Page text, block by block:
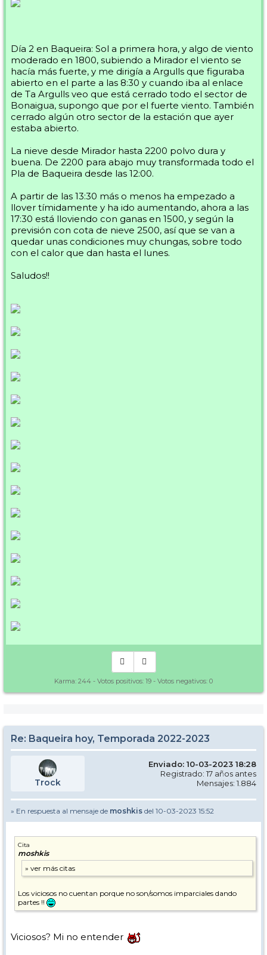
Día 2 en Baqueira: Sol a primera hora, y algo de viento
moderado en 1800, subiendo a Mirador el viento se
hacía más fuerte, y me dirigía a Argulls que figuraba
abierto en el parte a las 8:30 y cuando iba al enlace
de Ta Argulls veo que está cerrado todo el sector de
Bonaigua, supongo que por el fuerte viento. También
cerrado algún otro sector de la estación que ayer
estaba abierto.
La nieve desde Mirador hasta 2200 polvo dura y
buena. De 2200 para abajo muy transformada todo el
Pla de Baqueira desde las 12:00.
A partir de las 13:30 más o menos ha empezado a
llover tímidamente y ha ido aumentando, ahora a las
17:30 está lloviendo con ganas en 1500, y según la
previsión con cota de nieve 2500, así que se van a
quedar unas condiciones muy chungas, sobre todo
con el calor que dan hasta el lunes.
Saludos!!
Karma: 244 - Votos positivos: 19 - Votos negativos: 0
Re: Baqueira hoy, Temporada 2022-2023
Trock
Enviado: 10-03-2023 18:28
Registrado: 17 años antes
Mensajes: 1.884
» En respuesta al mensaje de moshkis del 10-03-2023 15:52
Cita
moshkis
Los viciosos no cuentan porque no son/somos imparciales dando
partes !!
Viciosos? Mi no entender